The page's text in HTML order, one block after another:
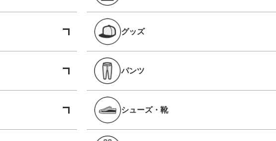
グッズ
パンツ
シューズ・靴